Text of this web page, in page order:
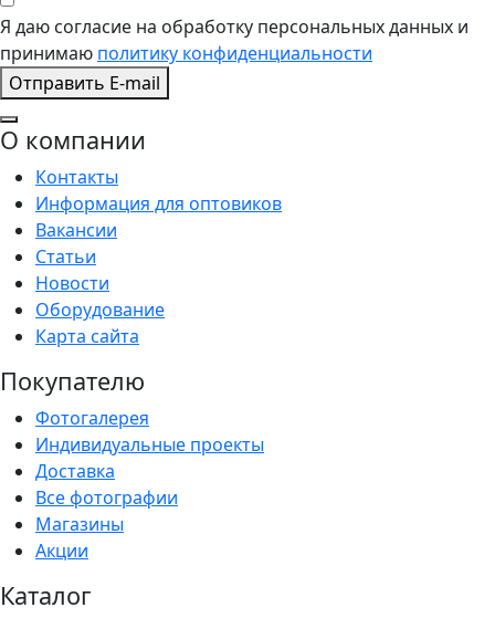
Я даю согласие на обработку персональных данных и
принимаю политику конфиденциальности
Отправить E-mail
О компании
Контакты
Информация для оптовиков
Вакансии
Статьи
Новости
Оборудование
Карта сайта
Покупателю
Фотогалерея
Индивидуальные проекты
Доставка
Все фотографии
Магазины
Акции
Каталог